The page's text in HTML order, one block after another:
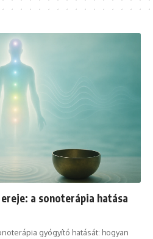
a sonoterápia hatása
gyógyító hatását: hogyan